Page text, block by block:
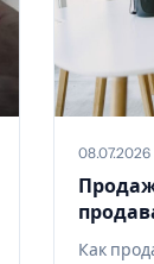
08.07.2026
Как